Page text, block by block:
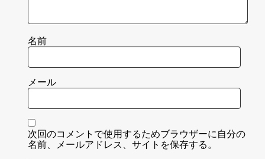
名前
メール
次回のコメントで使用するためブラウザーに自分の
名前、メールアドレス、サイトを保存する。